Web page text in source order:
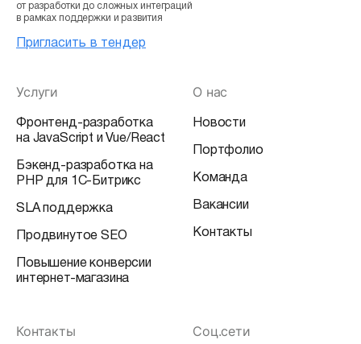
от разработки до сложных интеграций
в рамках поддержки и развития
Пригласить в тендер
Услуги
Фронтенд-разработка
на JavaScript и Vue/React
Бэкенд-разработка на
PHP для 1С-Битрикс
SLA поддержка
Продвинутое SEO
Повышение конверсии
интернет-магазина
О нас
Новости
Портфолио
Команда
Вакансии
Контакты
Соц.сети
Контакты